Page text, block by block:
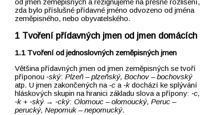
od jmen zeměpisných a rezignujeme na přesné rozlišení,
zda bylo příslušné přídavné jméno odvozeno od jména
zeměpisného, nebo obyvatelského.
Tvoření přídavných jmen od jmen domácích
Tvoření od jednoslovných zeměpisných jmen
Většina přídavných jmen od jmen zeměpisných se tvoří
příponou‑ský:Plzeň –⁠⁠⁠⁠⁠⁠⁠⁠⁠⁠⁠⁠⁠⁠⁠⁠⁠⁠⁠⁠⁠⁠⁠⁠⁠⁠⁠⁠⁠⁠⁠⁠⁠⁠⁠⁠⁠⁠⁠⁠⁠⁠⁠⁠⁠⁠⁠⁠⁠⁠⁠⁠⁠⁠⁠⁠⁠⁠⁠⁠⁠⁠ plzeňský, Bochov –⁠⁠⁠⁠⁠⁠⁠⁠⁠⁠⁠⁠⁠⁠⁠⁠⁠⁠⁠⁠⁠⁠⁠⁠⁠⁠⁠⁠⁠⁠⁠⁠⁠⁠⁠⁠⁠⁠⁠⁠⁠⁠⁠⁠⁠⁠⁠⁠⁠⁠⁠⁠⁠⁠⁠⁠⁠⁠⁠⁠⁠⁠ bochovský
atp. U jmen zakončených na‑c a‑k dochází ke splývání
hláskových skupin na hranici základu slova a přípony:‑c,
‑k + ‑ský→‑cký:Olomouc –⁠⁠⁠⁠⁠⁠⁠⁠⁠⁠⁠⁠⁠⁠⁠⁠⁠⁠⁠⁠⁠⁠⁠⁠⁠⁠⁠⁠⁠⁠⁠⁠⁠⁠⁠⁠⁠⁠⁠⁠⁠⁠⁠⁠⁠⁠⁠⁠⁠⁠⁠⁠⁠⁠⁠⁠⁠⁠⁠⁠⁠⁠ olomoucký, Peruc –⁠⁠⁠⁠⁠⁠⁠⁠⁠⁠⁠⁠⁠⁠⁠⁠⁠⁠⁠⁠⁠⁠⁠⁠⁠⁠⁠⁠⁠⁠⁠⁠⁠⁠⁠⁠⁠⁠⁠⁠⁠⁠⁠⁠⁠⁠⁠⁠⁠⁠⁠⁠⁠⁠⁠⁠⁠⁠⁠⁠⁠⁠
perucký, Nepomuk –⁠⁠⁠⁠⁠⁠⁠⁠⁠⁠⁠⁠⁠⁠⁠⁠⁠⁠⁠⁠⁠⁠⁠⁠⁠⁠⁠⁠⁠⁠⁠⁠⁠⁠⁠⁠⁠⁠⁠⁠⁠⁠⁠⁠⁠⁠⁠⁠⁠⁠⁠⁠⁠⁠⁠⁠⁠⁠⁠⁠⁠⁠ nepomucký.